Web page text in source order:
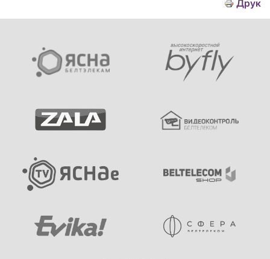
Друк